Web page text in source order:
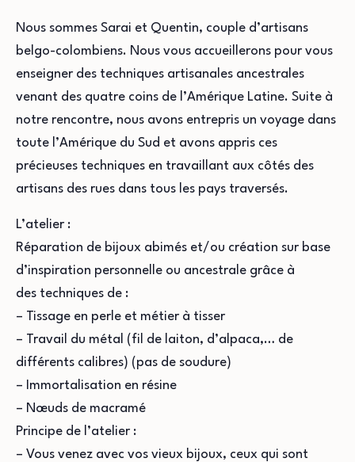
Nous sommes Sarai et Quentin, couple d’artisans
belgo-colombiens. Nous vous accueillerons pour vous
enseigner des techniques artisanales ancestrales
venant des quatre coins de l’Amérique Latine. Suite à
notre rencontre, nous avons entrepris un voyage dans
toute l’Amérique du Sud et avons appris ces
précieuses techniques en travaillant aux côtés des
artisans des rues dans tous les pays traversés.
L’atelier :
Réparation de bijoux abimés et/ou création sur base
d’inspiration personnelle ou ancestrale grâce à
des techniques de :
– Tissage en perle et métier à tisser
– Travail du métal (fil de laiton, d’alpaca,… de
différents calibres) (pas de soudure)
– Immortalisation en résine
– Nœuds de macramé
Principe de l’atelier :
– Vous venez avec vos vieux bijoux, ceux qui sont